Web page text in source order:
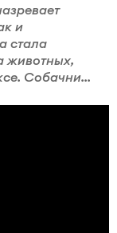
и
стала
животных,
Собачни...